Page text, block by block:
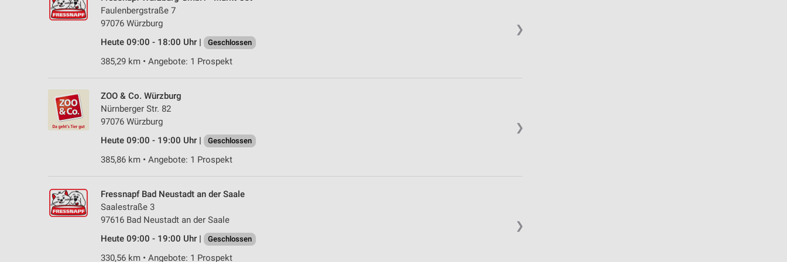
❯
Faulenbergstraße 7
97076 Würzburg
Heute 09:00 - 18:00 Uhr |
Geschlossen
385,29 km • Angebote: 1 Prospekt
❯
ZOO & Co. Würzburg
Nürnberger Str. 82
97076 Würzburg
Heute 09:00 - 19:00 Uhr |
Geschlossen
385,86 km • Angebote: 1 Prospekt
❯
Fressnapf Bad Neustadt an der Saale
Saalestraße 3
97616 Bad Neustadt an der Saale
Heute 09:00 - 19:00 Uhr |
Geschlossen
330,56 km • Angebote: 1 Prospekt